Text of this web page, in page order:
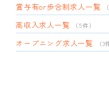
賞与有or歩合制求人一覧
高収入求人一覧 （5件）
オープニング求人一覧 （3